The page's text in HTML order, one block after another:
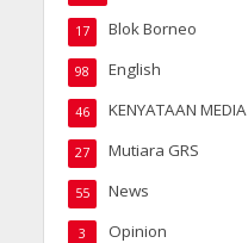
Blok Borneo
17
English
98
KENYATAAN MEDIA
46
Mutiara GRS
27
News
55
Opinion
3